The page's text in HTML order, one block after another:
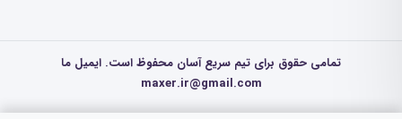
تمامی حقوق برای تیم سریع آسان محفوظ است. ایمیل ما
maxer.ir@gmail.com